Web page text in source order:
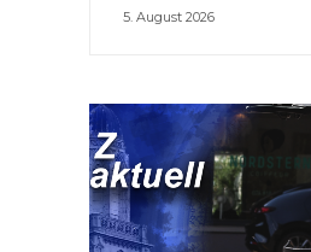
5. August 2026